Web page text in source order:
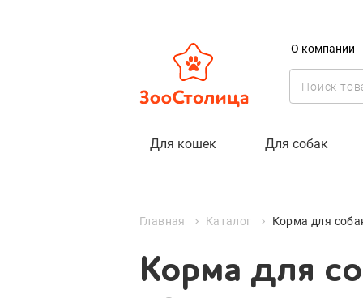
О компании
Для кошек Для собак
Главная Каталог Корма для
Корма для
Корма для
advance